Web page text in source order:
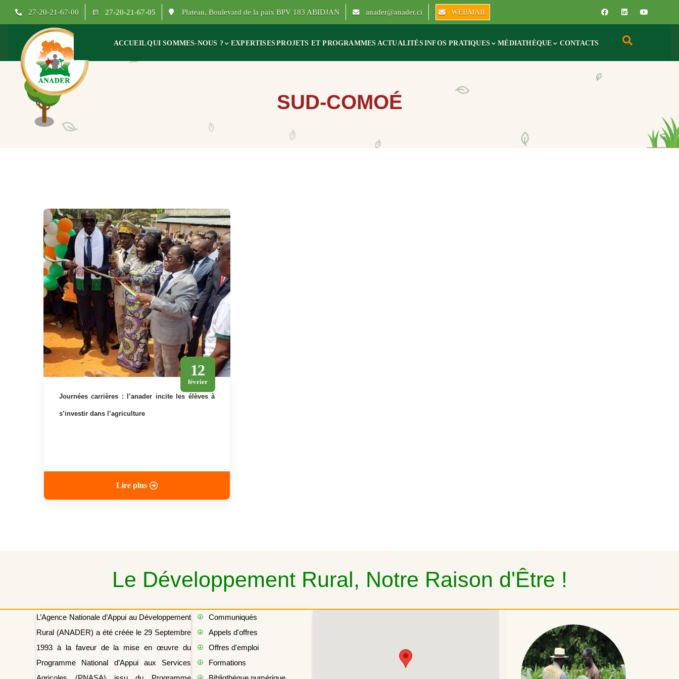
27-20-21-67-00 27-20-21-67-05 Plateau, Boulevard de la paix BPV 183 ABIDJAN anader@anader.ci WEBMAIL
ACCUEILQUI SOMMES-NOUS ? EXPERTISESPROJETS ET PROGRAMMES ACTUALITÉSINFOS PRATIQUES MÉDIATHÈQUE CONTACTS
SUD-COMOÉ
12
février
journées carrières : l’anader incite les élèves à
s’investir dans l’agriculture
Lire plus
Le Développement Rural, Notre Raison d'Être !
L’Agence Nationale d’Appui au Développement
Rural (ANADER) a été créée le 29 Septembre
1993 à la faveur de la mise en œuvre du
Programme National d’Appui aux Services
Communiqués
Appels d'offres
Offres d'emploi
Formations